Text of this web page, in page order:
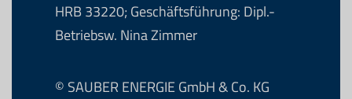
HRB 33220; Geschäftsführung: Dipl.-
Betriebsw. Nina Zimmer
© SAUBER ENERGIE GmbH & Co. KG